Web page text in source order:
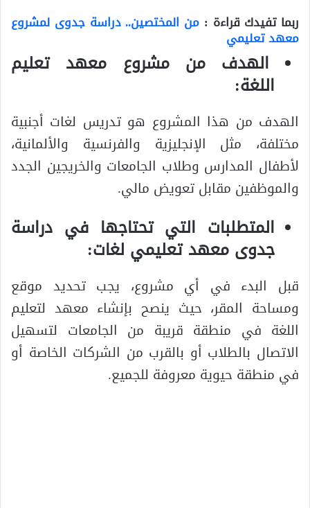
ربما تفيدك قراءة : من المختصين.. دراسة جدوى لمشروع
معهد تعليمي
الهدف من مشروع معهد تعليم
اللغة:
الهدف من هذا المشروع هو تدريس لغات أجنبية
مختلفة، مثل الإنجليزية والفرنسية والألمانية،
لأطفال المدارس وطلاب الجامعات والخريجين الجدد
والموظفين مقابل تعويض مالي.
المتطلبات التي تحتاجها في دراسة
جدوى معهد تعليمي لغات:
قبل البدء في أي مشروع، يجب تحديد موقع
ومساحة المقر، حيث ينصح بإنشاء معهد لتعليم
اللغة في منطقة قريبة من الجامعات لتسهيل
الاتصال بالطلاب أو بالقرب من الشركات الخاصة أو
في منطقة حيوية معروفة للجميع.